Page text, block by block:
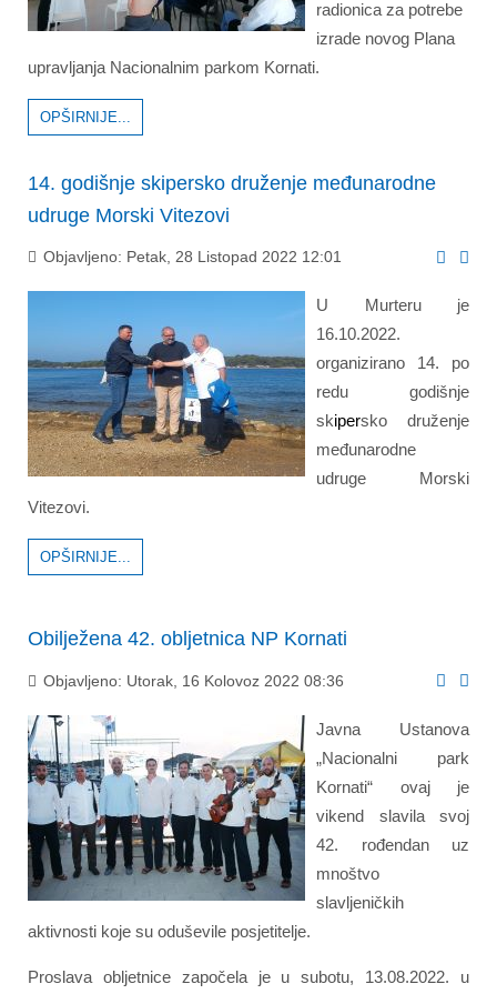
radionica za potrebe
izrade novog Plana
upravljanja Nacionalnim parkom Kornati.
OPŠIRNIJE...
14. godišnje skipersko druženje međunarodne
udruge Morski Vitezovi
Objavljeno: Petak, 28 Listopad 2022 12:01
U Murteru je
16.10.2022.
organizirano 14. po
redu godišnje
skipersko druženje
međunarodne
udruge Morski
Vitezovi.
OPŠIRNIJE...
Obilježena 42. obljetnica NP Kornati
Objavljeno: Utorak, 16 Kolovoz 2022 08:36
Javna Ustanova
„Nacionalni park
Kornati“ ovaj je
vikend slavila svoj
42. rođendan uz
mnoštvo
slavljeničkih
aktivnosti koje su oduševile posjetitelje.
Proslava obljetnice započela je u subotu, 13.08.2022. u